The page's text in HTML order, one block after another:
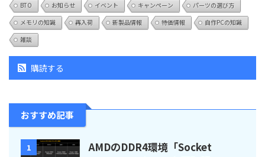
BTO お知らせ イベント キャンペーン
パーツの選び方
メモリの知識
再入荷 新製品情報 特価情報
自作PCの知識
雑談
購読する
おすすめ記事
1
AMDのDDR4環境「Socket